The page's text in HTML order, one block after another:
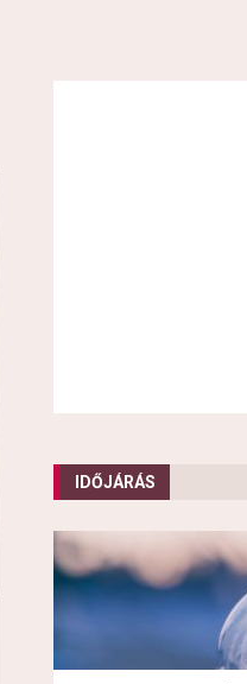
IDŐJÁRÁS